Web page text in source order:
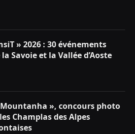
» 2026 : 30 événements
Savoie et la Vallée d’Aoste
», concours photo
Champlas des Alpes